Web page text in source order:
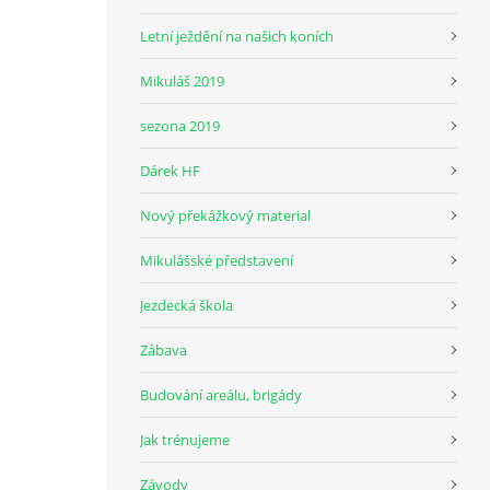
Letní ježdění na našich koních
Mikuláš 2019
sezona 2019
Dárek HF
Nový překážkový material
Mikulášské představení
Jezdecká škola
Zábava
Budování areálu, brigády
Jak trénujeme
Závody